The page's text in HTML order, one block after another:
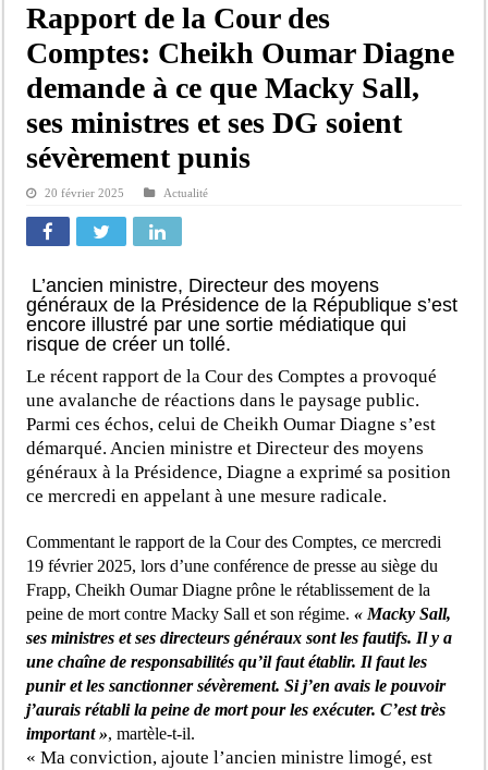
Rapport de la Cour des
Comptes: Cheikh Oumar Diagne
demande à ce que Macky Sall,
ses ministres et ses DG soient
sévèrement punis
20 février 2025 Actualité
L’ancien ministre, Directeur des moyens
généraux de la Présidence de la République s’est
encore illustré par une sortie médiatique qui
risque de créer un tollé.
Le récent rapport de la Cour des Comptes a provoqué
une avalanche de réactions dans le paysage public.
Parmi ces échos, celui de Cheikh Oumar Diagne s’est
démarqué. Ancien ministre et Directeur des moyens
généraux à la Présidence, Diagne a exprimé sa position
ce mercredi en appelant à une mesure radicale.
Commentant le rapport de la Cour des Comptes, ce mercredi
19 février 2025, lors d’une conférence de presse au siège du
Frapp, Cheikh Oumar Diagne prône le rétablissement de la
peine de mort contre Macky Sall et son régime.« Macky Sall,
ses ministres et ses directeurs généraux sont les fautifs. Il y a
une chaîne de responsabilités qu’il faut établir. Il faut les
punir et les sanctionner sévèrement. Si j’en avais le pouvoir
j’aurais rétabli la peine de mort pour les exécuter. C’est très
important », martèle-t-il.
« Ma conviction, ajoute l’ancien ministre limogé, est